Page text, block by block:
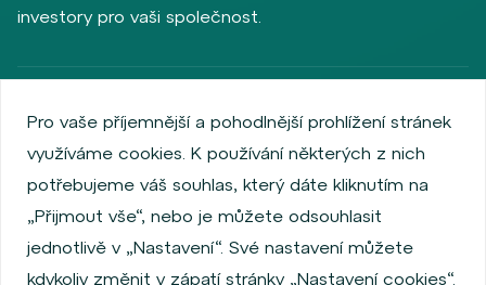
investory pro vaši společnost.
Zásady ochrany osobních údajů
Používání cookies
Informace o emitentech
Zaměstnanecký akciový program
Povinně zveřejňované informace
Finanční výkonnost
Regulation S, Rule 144a
Informace dle MiFID
Pro vaše příjemnější a pohodlnější prohlížení stránek
využíváme cookies. K používání některých z nich
potřebujeme váš souhlas, který dáte kliknutím na
„Přijmout vše“, nebo je můžete odsouhlasit
jednotlivě v „Nastavení“. Své nastavení můžete
kdykoliv změnit v zápatí stránky „Nastavení cookies“.